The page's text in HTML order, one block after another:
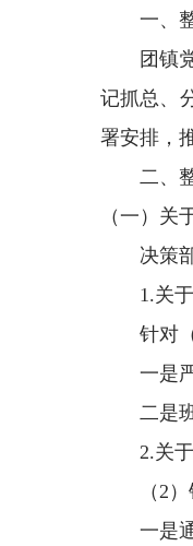
一、
团镇
记抓总、
署安排，
二、
（一）关
决策
1.关
针对
一是
二是
2.关
（2
一是